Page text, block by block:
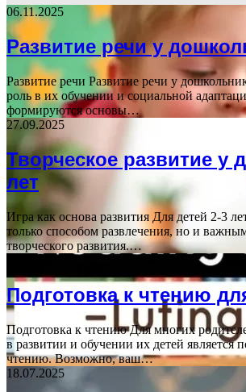
06.11.2025
Развитие речи у
Развитие речи Развитие речи у
роль в их обучении и социальной
формируются основы…
27.09.2025
Творческое развитие у
лет
Игра как основа развития Для детей 2-3
только способом развлечения, но и
творческого развития.…
Подготовка к чтению
Подготовка к чтению Для многих
в развитии и обучении их детей является
чтению. Возможно, ваш…
18.07.2025